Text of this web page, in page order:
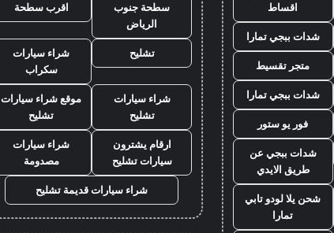
اقساط
شدات ببجي تمارا
متجر تقسيط
شدات ببجي تمارا
فور يو ستور
شدات ببجي عن
طريق الايدي
شحن يلا لودو تابي
تمارا
سطحة جنوب
الرياض
اقرب سطحة
تشليح
شراء سيارات
سكراب
شراء سيارات
تشليح
موقع شراء سيارات
تشليح
ارقام يشترون
سيارات تشليح
شراء سيارات
مصدومة
شراء سيارات قديمة تشليح